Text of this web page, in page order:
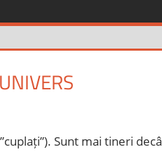
Sunt mai tineri